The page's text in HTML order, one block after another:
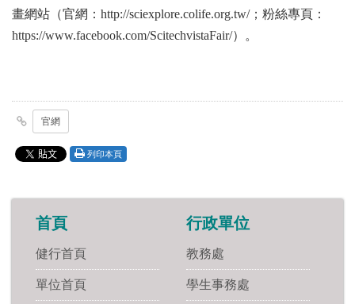
畫網站（官網： http://sciexplore.colife.org.tw/；粉絲專頁：
https://www.facebook.com/ScitechvistaFair/）。
官網
列印本頁
首頁
健行首頁
單位首頁
行政單位
教務處
學生事務處